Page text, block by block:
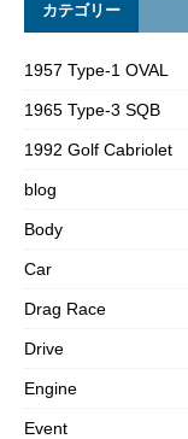
カテゴリー
1957 Type-1 OVAL
1965 Type-3 SQB
1992 Golf Cabriolet
blog
Body
Car
Drag Race
Drive
Engine
Event